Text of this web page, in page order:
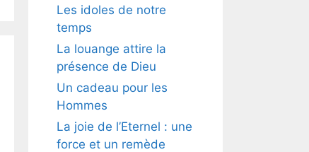
Les idoles de notre
temps
La louange attire la
présence de Dieu
Un cadeau pour les
Hommes
La joie de l’Eternel : une
force et un remède